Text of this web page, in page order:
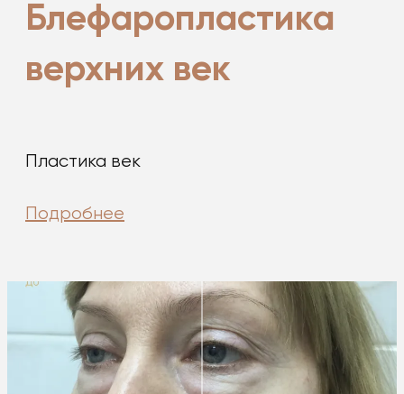
Блефаропластика
верхних век
Пластика век
Подробнее